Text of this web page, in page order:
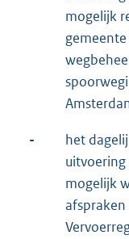
mogelijk
-
het
uitvoering
mogelijk
afspraken